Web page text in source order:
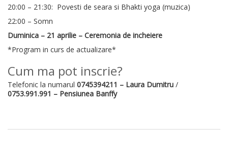
20:00 – 21:30: Povesti de seara si Bhakti yoga (muzica)
22:00 – Somn
Duminica – 21 aprilie – Ceremonia de incheiere
*Program in curs de actualizare*
Cum ma pot inscrie?
Telefonic la numarul 0745394211 – Laura Dumitru /
0753.991.991 – Pensiunea Banffy